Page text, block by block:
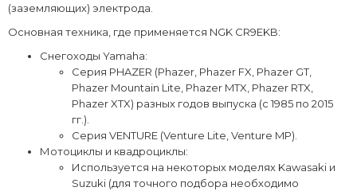
(заземляющих) электрода.
Основная техника, где применяется NGK CR9EKB:
Снегоходы Yamaha:
Серия PHAZER (Phazer, Phazer FX, Phazer GT,
Phazer Mountain Lite, Phazer MTX, Phazer RTX,
Phazer XTX) разных годов выпуска (с 1985 по 2015
гг.).
Серия VENTURE (Venture Lite, Venture MP).
Мотоциклы и квадроциклы:
Используется на некоторых моделях Kawasaki и
Suzuki (для точного подбора необходимо